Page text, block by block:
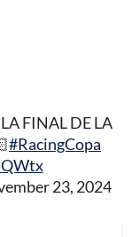
FINAL DE LA
#RacingCopa
23, 2024